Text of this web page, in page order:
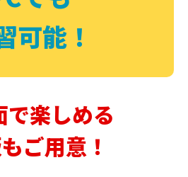
可能！
で楽しめる
ご用意！